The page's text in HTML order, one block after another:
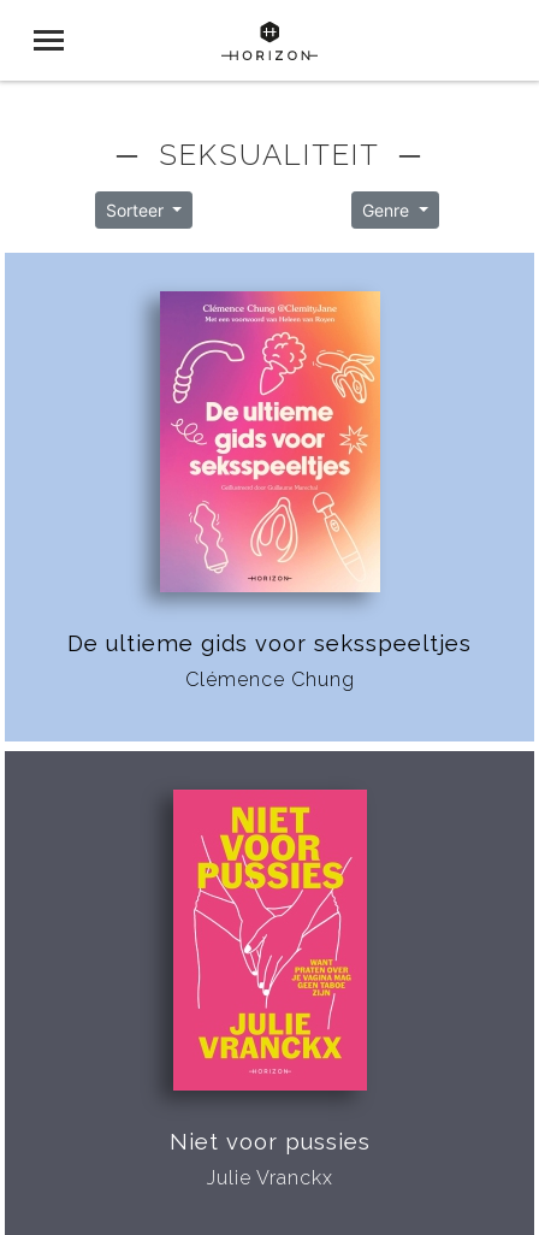
─ SEKSUALITEIT ─
Sorteer Genre
De ultieme gids voor seksspeeltjes
Clémence Chung
Niet voor pussies
Julie Vranckx